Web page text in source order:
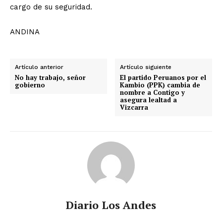
cargo de su seguridad.
ANDINA
Artículo anterior
No hay trabajo, señor
gobierno
Artículo siguiente
El partido Peruanos por el
Kambio (PPK) cambia de
nombre a Contigo y
asegura lealtad a
Vizcarra
Diario Los Andes